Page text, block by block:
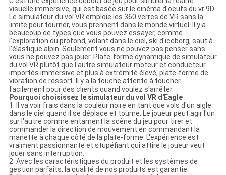
visuelle immersive, qui est basée sur le cinéma d'oeufs du vr 9D.
Le simulateur du vol VR emploie les 360 verres de VR sans la
limite pour tourner, vous prennent dans le monde virtuel. Il y a
beaucoup de types que vous pouvez essayer, comme
l'exploration du profond, volant dans le ciel, ski d'iceberg, saut à
l'élastique alpin. Seulement vous ne pouvez pas penser sans
vous ne pouvez pas jouer. Plate-forme dynamique de simulateur
du vol VR plutôt que l'autre simulateur moteur et conducteur
importés immersive et plus à extrémité élevé, plate-forme de
vibration de ressort. Il y a la touche attente à toucher
facilement pour des clients quand voulez s'arrêter.
Pourquoi choisissez le simulateur du vol VR d'Eagle
1. Il va voir frais dans la couleur noire en tant que vols d'un aigle
dans le ciel quand il se déplace et tourne. Le joueur peut agir l'un
sur l'autre comme entament la scène du jeu pour tirer et
commander la direction de mouvement en commandant la
manette à chaque côté de la plate-forme. L'expérience est
vraiment passionnante et stupéfiant qui attire le joueur veut
jouer sans interruption.
2. Avec les caractéristiques du produit et les systèmes de
gestion parfaits, la qualité de nos produits est garantie.